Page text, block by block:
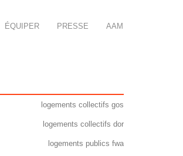
ÉQUIPER PRESSE AAM
logements collectifs gos
logements collectifs dor
logements publics fwa